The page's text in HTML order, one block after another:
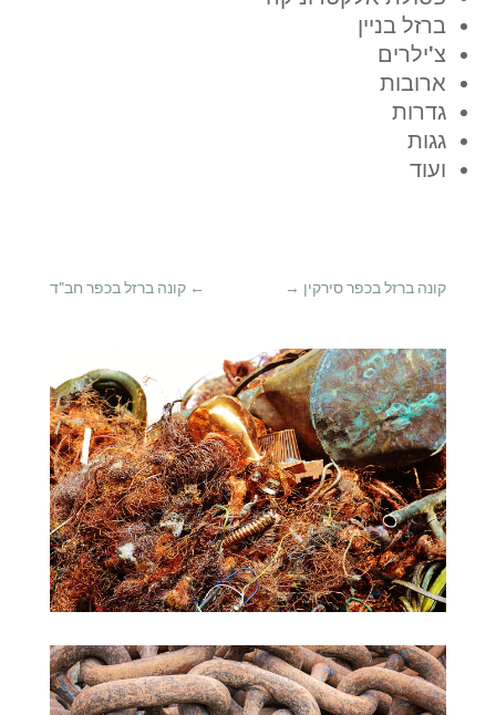
ברזל בניין
צ'ילרים
ארובות
גדרות
גגות
ועוד
←קונה ברזל בכפר חב"ד קונה ברזל בכפר סירקין →